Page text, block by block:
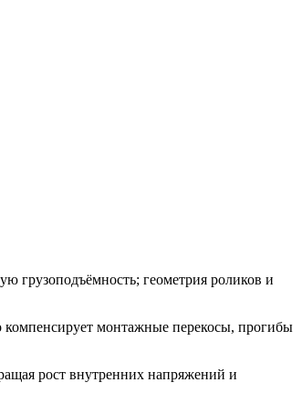
грузоподъёмность; геометрия роликов и
компенсирует монтажные перекосы, прогибы
рост внутренних напряжений и